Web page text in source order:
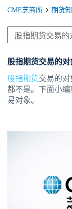
CME芝商所 期货
股指期货交易的对
股指期货交易的
都不是。下面小
易对象。